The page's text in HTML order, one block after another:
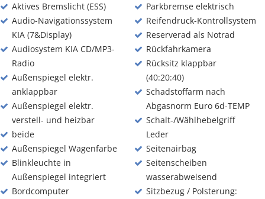
Aktives Bremslicht (ESS)
Audio-Navigationssystem
KIA (7&Display)
Audiosystem KIA CD/MP3-
Radio
Außenspiegel elektr.
anklappbar
Außenspiegel elektr.
verstell- und heizbar
beide
Außenspiegel Wagenfarbe
Blinkleuchte in
Außenspiegel integriert
Bordcomputer
Parkbremse elektrisch
Reifendruck-Kontrollsystem
Reserverad als Notrad
Rückfahrkamera
Rücksitz klappbar
(40:20:40)
Schadstoffarm nach
Abgasnorm Euro 6d-TEMP
Schalt-/Wählhebelgriff
Leder
Seitenairbag
Seitenscheiben
wasserabweisend
Sitzbezug / Polsterung: